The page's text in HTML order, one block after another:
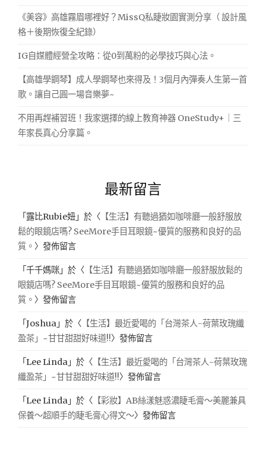
《美容》高雄霧眉哪裡好？MissQ私睫妝園實測分享（ 設計風
格＋後期恢復全紀錄）
IG自媒體經營全攻略：從0到萬粉的必學技巧與心法。
【高雄學鋼琴】成人學鋼琴也來得及！3個月內彈奏人生第一首
歌。讓自己圓一場音樂夢~
不用再趕補習班！我家選擇的線上教育神器 OneStudy+｜三
年家長真心分享篇。
最新留言
「 露比Rubie妞 」於〈 【生活】有聽過猶如咖啡廳一般舒服放
鬆的眼鏡店嗎? SeeMore手目耳眼鏡~優質的服務和良好的品
質。 〉發佈留言
「千千媽咪 」於〈 【生活】有聽過猶如咖啡廳一般舒服放鬆的
眼鏡店嗎? SeeMore手目耳眼鏡~優質的服務和良好的品
質。 〉發佈留言
「Joshua 」於〈 【生活】最近愛喝的「台灣茶人-荷葉玫瑰纖
盈茶」~甘甘甜甜好味道!!〉發佈留言
「Lee Linda 」於〈 【生活】最近愛喝的「台灣茶人-荷葉玫瑰
纖盈茶」~甘甘甜甜好味道!!〉發佈留言
「Lee Linda 」於〈 【彩妝】AB絲漾魅惑濃睫毛膏～美麗兼具
保養～超順手的睫毛膏心得文～〉發佈留言